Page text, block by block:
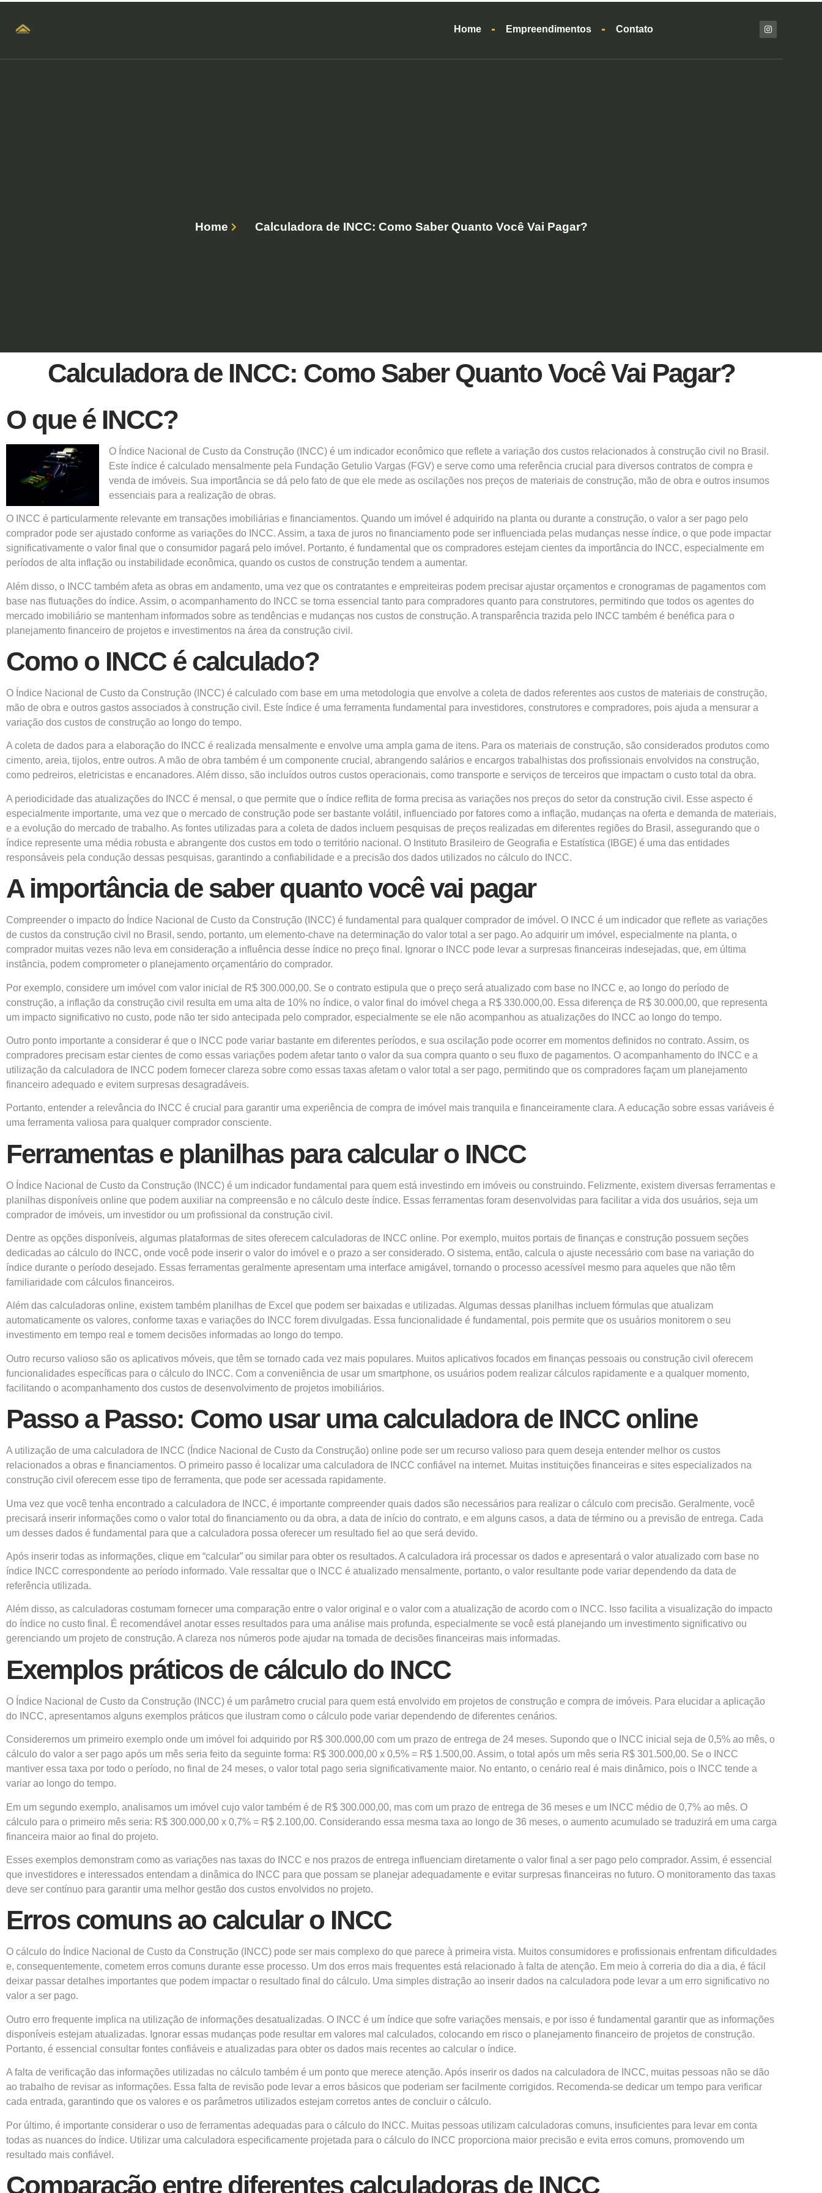
Home Empreendimentos Contato
Home Calculadora de INCC: Como Saber Quanto Você Vai Pagar?
Calculadora de INCC: Como Saber Quanto Você Vai Pagar?
O que é INCC?
O Índice Nacional de Custo da Construção (INCC) é um indicador econômico que reflete a variação dos custos relacionados à construção civil no Brasil.
Este índice é calculado mensalmente pela Fundação Getulio Vargas (FGV) e serve como uma referência crucial para diversos contratos de compra e
venda de imóveis. Sua importância se dá pelo fato de que ele mede as oscilações nos preços de materiais de construção, mão de obra e outros insumos
essenciais para a realização de obras.
O INCC é particularmente relevante em transações imobiliárias e financiamentos. Quando um imóvel é adquirido na planta ou durante a construção, o valor a ser pago pelo
comprador pode ser ajustado conforme as variações do INCC. Assim, a taxa de juros no financiamento pode ser influenciada pelas mudanças nesse índice, o que pode impactar
significativamente o valor final que o consumidor pagará pelo imóvel. Portanto, é fundamental que os compradores estejam cientes da importância do INCC, especialmente em
períodos de alta inflação ou instabilidade econômica, quando os custos de construção tendem a aumentar.
Além disso, o INCC também afeta as obras em andamento, uma vez que os contratantes e empreiteiras podem precisar ajustar orçamentos e cronogramas de pagamentos com
base nas flutuações do índice. Assim, o acompanhamento do INCC se torna essencial tanto para compradores quanto para construtores, permitindo que todos os agentes do
mercado imobiliário se mantenham informados sobre as tendências e mudanças nos custos de construção. A transparência trazida pelo INCC também é benéfica para o
planejamento financeiro de projetos e investimentos na área da construção civil.
Como o INCC é calculado?
O Índice Nacional de Custo da Construção (INCC) é calculado com base em uma metodologia que envolve a coleta de dados referentes aos custos de materiais de construção,
mão de obra e outros gastos associados à construção civil. Este índice é uma ferramenta fundamental para investidores, construtores e compradores, pois ajuda a mensurar a
variação dos custos de construção ao longo do tempo.
A coleta de dados para a elaboração do INCC é realizada mensalmente e envolve uma ampla gama de itens. Para os materiais de construção, são considerados produtos como
cimento, areia, tijolos, entre outros. A mão de obra também é um componente crucial, abrangendo salários e encargos trabalhistas dos profissionais envolvidos na construção,
como pedreiros, eletricistas e encanadores. Além disso, são incluídos outros custos operacionais, como transporte e serviços de terceiros que impactam o custo total da obra.
A periodicidade das atualizações do INCC é mensal, o que permite que o índice reflita de forma precisa as variações nos preços do setor da construção civil. Esse aspecto é
especialmente importante, uma vez que o mercado de construção pode ser bastante volátil, influenciado por fatores como a inflação, mudanças na oferta e demanda de materiais,
e a evolução do mercado de trabalho. As fontes utilizadas para a coleta de dados incluem pesquisas de preços realizadas em diferentes regiões do Brasil, assegurando que o
índice represente uma média robusta e abrangente dos custos em todo o território nacional. O Instituto Brasileiro de Geografia e Estatística (IBGE) é uma das entidades
responsáveis pela condução dessas pesquisas, garantindo a confiabilidade e a precisão dos dados utilizados no cálculo do INCC.
A importância de saber quanto você vai pagar
Compreender o impacto do Índice Nacional de Custo da Construção (INCC) é fundamental para qualquer comprador de imóvel. O INCC é um indicador que reflete as variações
de custos da construção civil no Brasil, sendo, portanto, um elemento-chave na determinação do valor total a ser pago. Ao adquirir um imóvel, especialmente na planta, o
comprador muitas vezes não leva em consideração a influência desse índice no preço final. Ignorar o INCC pode levar a surpresas financeiras indesejadas, que, em última
instância, podem comprometer o planejamento orçamentário do comprador.
Por exemplo, considere um imóvel com valor inicial de R$ 300.000,00. Se o contrato estipula que o preço será atualizado com base no INCC e, ao longo do período de
construção, a inflação da construção civil resulta em uma alta de 10% no índice, o valor final do imóvel chega a R$ 330.000,00. Essa diferença de R$ 30.000,00, que representa
um impacto significativo no custo, pode não ter sido antecipada pelo comprador, especialmente se ele não acompanhou as atualizações do INCC ao longo do tempo.
Outro ponto importante a considerar é que o INCC pode variar bastante em diferentes períodos, e sua oscilação pode ocorrer em momentos definidos no contrato. Assim, os
compradores precisam estar cientes de como essas variações podem afetar tanto o valor da sua compra quanto o seu fluxo de pagamentos. O acompanhamento do INCC e a
utilização da calculadora de INCC podem fornecer clareza sobre como essas taxas afetam o valor total a ser pago, permitindo que os compradores façam um planejamento
financeiro adequado e evitem surpresas desagradáveis.
Portanto, entender a relevância do INCC é crucial para garantir uma experiência de compra de imóvel mais tranquila e financeiramente clara. A educação sobre essas variáveis é
uma ferramenta valiosa para qualquer comprador consciente.
Ferramentas e planilhas para calcular o INCC
O Índice Nacional de Custo da Construção (INCC) é um indicador fundamental para quem está investindo em imóveis ou construindo. Felizmente, existem diversas ferramentas e
planilhas disponíveis online que podem auxiliar na compreensão e no cálculo deste índice. Essas ferramentas foram desenvolvidas para facilitar a vida dos usuários, seja um
comprador de imóveis, um investidor ou um profissional da construção civil.
Dentre as opções disponíveis, algumas plataformas de sites oferecem calculadoras de INCC online. Por exemplo, muitos portais de finanças e construção possuem seções
dedicadas ao cálculo do INCC, onde você pode inserir o valor do imóvel e o prazo a ser considerado. O sistema, então, calcula o ajuste necessário com base na variação do
índice durante o período desejado. Essas ferramentas geralmente apresentam uma interface amigável, tornando o processo acessível mesmo para aqueles que não têm
familiaridade com cálculos financeiros.
Além das calculadoras online, existem também planilhas de Excel que podem ser baixadas e utilizadas. Algumas dessas planilhas incluem fórmulas que atualizam
automaticamente os valores, conforme taxas e variações do INCC forem divulgadas. Essa funcionalidade é fundamental, pois permite que os usuários monitorem o seu
investimento em tempo real e tomem decisões informadas ao longo do tempo.
Outro recurso valioso são os aplicativos móveis, que têm se tornado cada vez mais populares. Muitos aplicativos focados em finanças pessoais ou construção civil oferecem
funcionalidades específicas para o cálculo do INCC. Com a conveniência de usar um smartphone, os usuários podem realizar cálculos rapidamente e a qualquer momento,
facilitando o acompanhamento dos custos de desenvolvimento de projetos imobiliários.
Passo a Passo: Como usar uma calculadora de INCC online
A utilização de uma calculadora de INCC (Índice Nacional de Custo da Construção) online pode ser um recurso valioso para quem deseja entender melhor os custos
relacionados a obras e financiamentos. O primeiro passo é localizar uma calculadora de INCC confiável na internet. Muitas instituições financeiras e sites especializados na
construção civil oferecem esse tipo de ferramenta, que pode ser acessada rapidamente.
Uma vez que você tenha encontrado a calculadora de INCC, é importante compreender quais dados são necessários para realizar o cálculo com precisão. Geralmente, você
precisará inserir informações como o valor total do financiamento ou da obra, a data de início do contrato, e em alguns casos, a data de término ou a previsão de entrega. Cada
um desses dados é fundamental para que a calculadora possa oferecer um resultado fiel ao que será devido.
Após inserir todas as informações, clique em “calcular” ou similar para obter os resultados. A calculadora irá processar os dados e apresentará o valor atualizado com base no
índice INCC correspondente ao período informado. Vale ressaltar que o INCC é atualizado mensalmente, portanto, o valor resultante pode variar dependendo da data de
referência utilizada.
Além disso, as calculadoras costumam fornecer uma comparação entre o valor original e o valor com a atualização de acordo com o INCC. Isso facilita a visualização do impacto
do índice no custo final. É recomendável anotar esses resultados para uma análise mais profunda, especialmente se você está planejando um investimento significativo ou
gerenciando um projeto de construção. A clareza nos números pode ajudar na tomada de decisões financeiras mais informadas.
Exemplos práticos de cálculo do INCC
O Índice Nacional de Custo da Construção (INCC) é um parâmetro crucial para quem está envolvido em projetos de construção e compra de imóveis. Para elucidar a aplicação
do INCC, apresentamos alguns exemplos práticos que ilustram como o cálculo pode variar dependendo de diferentes cenários.
Consideremos um primeiro exemplo onde um imóvel foi adquirido por R$ 300.000,00 com um prazo de entrega de 24 meses. Supondo que o INCC inicial seja de 0,5% ao mês, o
cálculo do valor a ser pago após um mês seria feito da seguinte forma: R$ 300.000,00 x 0,5% = R$ 1.500,00. Assim, o total após um mês seria R$ 301.500,00. Se o INCC
mantiver essa taxa por todo o período, no final de 24 meses, o valor total pago seria significativamente maior. No entanto, o cenário real é mais dinâmico, pois o INCC tende a
variar ao longo do tempo.
Em um segundo exemplo, analisamos um imóvel cujo valor também é de R$ 300.000,00, mas com um prazo de entrega de 36 meses e um INCC médio de 0,7% ao mês. O
cálculo para o primeiro mês seria: R$ 300.000,00 x 0,7% = R$ 2.100,00. Considerando essa mesma taxa ao longo de 36 meses, o aumento acumulado se traduzirá em uma carga
financeira maior ao final do projeto.
Esses exemplos demonstram como as variações nas taxas do INCC e nos prazos de entrega influenciam diretamente o valor final a ser pago pelo comprador. Assim, é essencial
que investidores e interessados entendam a dinâmica do INCC para que possam se planejar adequadamente e evitar surpresas financeiras no futuro. O monitoramento das taxas
deve ser contínuo para garantir uma melhor gestão dos custos envolvidos no projeto.
Erros comuns ao calcular o INCC
O cálculo do Índice Nacional de Custo da Construção (INCC) pode ser mais complexo do que parece à primeira vista. Muitos consumidores e profissionais enfrentam dificuldades
e, consequentemente, cometem erros comuns durante esse processo. Um dos erros mais frequentes está relacionado à falta de atenção. Em meio à correria do dia a dia, é fácil
deixar passar detalhes importantes que podem impactar o resultado final do cálculo. Uma simples distração ao inserir dados na calculadora pode levar a um erro significativo no
valor a ser pago.
Outro erro frequente implica na utilização de informações desatualizadas. O INCC é um índice que sofre variações mensais, e por isso é fundamental garantir que as informações
disponíveis estejam atualizadas. Ignorar essas mudanças pode resultar em valores mal calculados, colocando em risco o planejamento financeiro de projetos de construção.
Portanto, é essencial consultar fontes confiáveis e atualizadas para obter os dados mais recentes ao calcular o índice.
A falta de verificação das informações utilizadas no cálculo também é um ponto que merece atenção. Após inserir os dados na calculadora de INCC, muitas pessoas não se dão
ao trabalho de revisar as informações. Essa falta de revisão pode levar a erros básicos que poderiam ser facilmente corrigidos. Recomenda-se dedicar um tempo para verificar
cada entrada, garantindo que os valores e os parâmetros utilizados estejam corretos antes de concluir o cálculo.
Por último, é importante considerar o uso de ferramentas adequadas para o cálculo do INCC. Muitas pessoas utilizam calculadoras comuns, insuficientes para levar em conta
todas as nuances do índice. Utilizar uma calculadora especificamente projetada para o cálculo do INCC proporciona maior precisão e evita erros comuns, promovendo um
resultado mais confiável.
Comparação entre diferentes calculadoras de INCC